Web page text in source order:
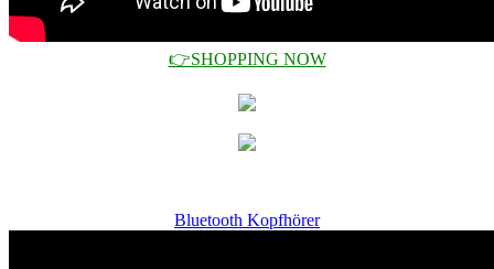
👉SHOPPING NOW
Bluetooth Kopfhörer